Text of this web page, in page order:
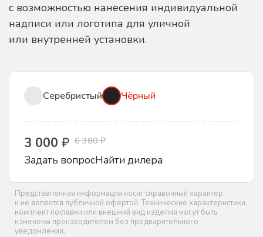
с возможностью нанесения индивидуальной
надписи или логотипа для уличной
или внутренней установки.
Серебристый Чёрный
3 000 ₽ 6 380 ₽
Задать вопросНайти дилера
Представленная информация носит справочный характер
и не является публичной офертой. Технические характеристики,
комплект поставки или внешний вид изделия могут быть
изменены производителем без предварительного
уведомления.